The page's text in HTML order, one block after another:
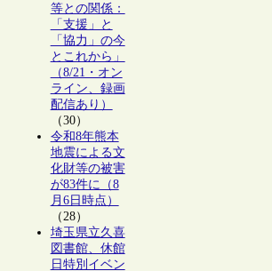
等との関係：
「支援」と
「協力」の今
とこれから」
（8/21・オン
ライン、録画
配信あり）
（30）
令和8年熊本
地震による文
化財等の被害
が83件に（8
月6日時点）
（28）
埼玉県立久喜
図書館、休館
日特別イベン